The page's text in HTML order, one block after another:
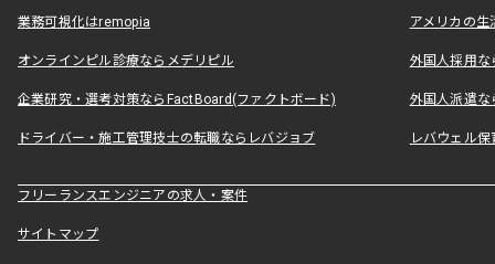
業務可視化はremopia アメリカの
オンラインピル診療ならメデリピル 外国人採用
企業研究・選考対策ならFactBoard(ファクトボード) 外国人派遣な
ドライバー・施工管理技士の転職ならレバジョブ レバウェル
フリーランスエンジニアの求人・案件
サイトマップ